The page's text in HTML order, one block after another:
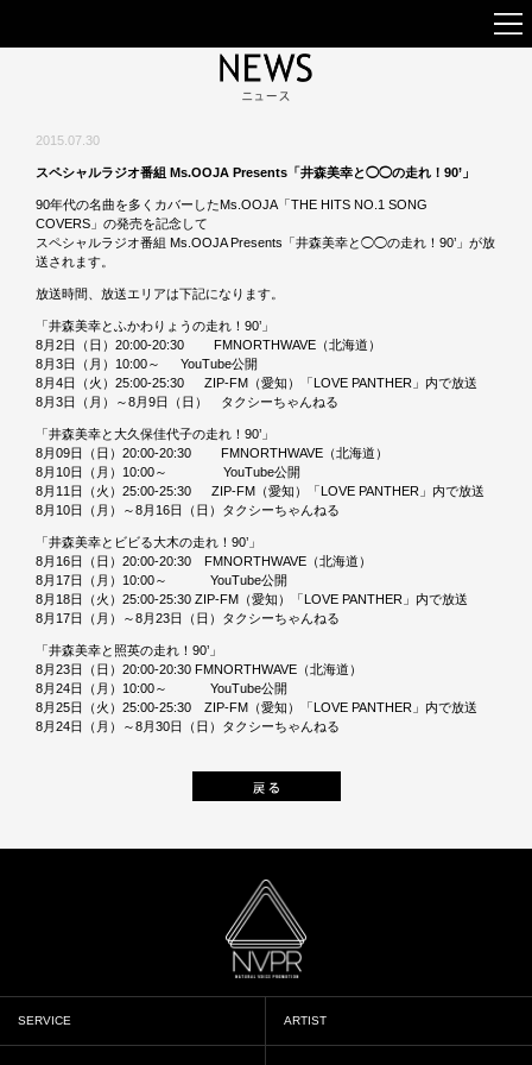
2015.07.30
スペシャルラジオ番組 Ms.OOJA Presents「井森美幸と◯◯の走れ！90’」
90年代の名曲を多くカバーしたMs.OOJA「THE HITS NO.1 SONG
COVERS」の発売を記念して
スペシャルラジオ番組 Ms.OOJA Presents「井森美幸と◯◯の走れ！90’」が放
送されます。
放送時間、放送エリアは下記になります。
「井森美幸とふかわりょうの走れ！90’」
8月2日（日）20:00-20:30 FMNORTHWAVE（北海道）
8月3日（月）10:00～ YouTube公開
8月4日（火）25:00-25:30 ZIP-FM（愛知）「LOVE PANTHER」内で放送
8月3日（月）～8月9日（日） タクシーちゃんねる
「井森美幸と大久保佳代子の走れ！90’」
8月09日（日）20:00-20:30 FMNORTHWAVE（北海道）
8月10日（月）10:00～ YouTube公開
8月11日（火）25:00-25:30 ZIP-FM（愛知）「LOVE PANTHER」内で放送
8月10日（月）～8月16日（日）タクシーちゃんねる
「井森美幸とビビる大木の走れ！90’」
8月16日（日）20:00-20:30 FMNORTHWAVE（北海道）
8月17日（月）10:00～ YouTube公開
8月18日（火）25:00-25:30 ZIP-FM（愛知）「LOVE PANTHER」内で放送
8月17日（月）～8月23日（日）タクシーちゃんねる
「井森美幸と照英の走れ！90’」
8月23日（日）20:00-20:30 FMNORTHWAVE（北海道）
8月24日（月）10:00～ YouTube公開
8月25日（火）25:00-25:30 ZIP-FM（愛知）「LOVE PANTHER」内で放送
8月24日（月）～8月30日（日）タクシーちゃんねる
SERVICE ARTIST